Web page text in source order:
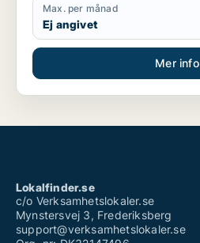
Max. per månad
Ej angivet
Mer info
Lokalfinder.se
c/o Verksamhetslokaler.se
Mynstersvej 3, Frederiksberg
support@verksamhetslokaler.se